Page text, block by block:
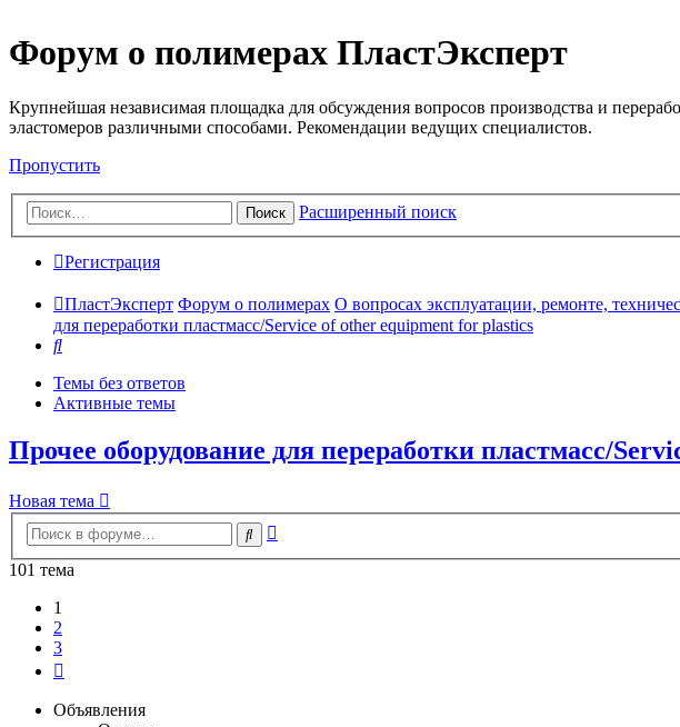
Форум о полимерах ПластЭксперт
Крупнейшая независимая площадка для обсуждения вопросов производства и
эластомеров различными способами. Рекомендации ведущих специалистов.
Пропустить
Поиск Расширенный поиск
Регистрация
ПластЭксперт Форум о полимерах О вопросах эксплуатации, ремонте,
для переработки пластмасс/Service of other equipment for plastics
Поиск
Темы без ответов
Активные темы
Прочее оборудование для переработки пластмасс/
Новая тема
Поиск
101 тема
1
2
3
Объявления